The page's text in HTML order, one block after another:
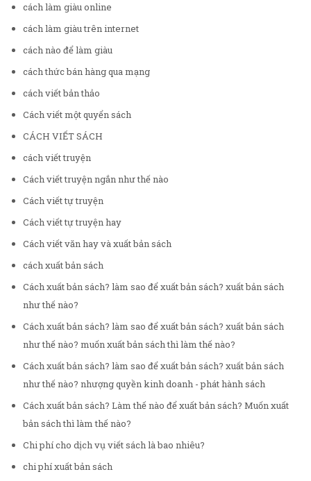
cách làm giàu online
cách làm giàu trên internet
cách nào để làm giàu
cách thức bán hàng qua mạng
cách viết bản thảo
Cách viết một quyển sách
CÁCH VIẾT SÁCH
cách viết truyện
Cách viết truyện ngắn như thế nào
Cách viết tự truyện
Cách viết tự truyện hay
Cách viết văn hay và xuất bản sách
cách xuất bản sách
Cách xuất bản sách? làm sao để xuất bản sách? xuất bản sách
như thế nào?
Cách xuất bản sách? làm sao để xuất bản sách? xuất bản sách
như thế nào? muốn xuất bản sách thì làm thế nào?
Cách xuất bản sách? làm sao để xuất bản sách? xuất bản sách
như thế nào? nhượng quyền kinh doanh - phát hành sách
Cách xuất bản sách? Làm thế nào để xuất bản sách? Muốn xuất
bản sách thì làm thế nào?
Chi phí cho dịch vụ viết sách là bao nhiêu?
chi phí xuất bản sách